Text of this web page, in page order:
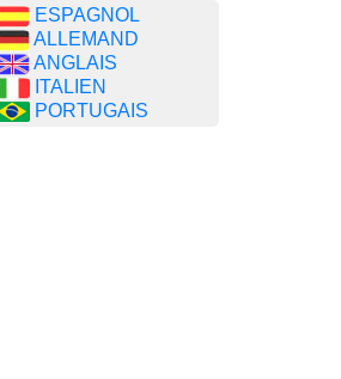
ESPAGNOL
ALLEMAND
ANGLAIS
ITALIEN
PORTUGAIS